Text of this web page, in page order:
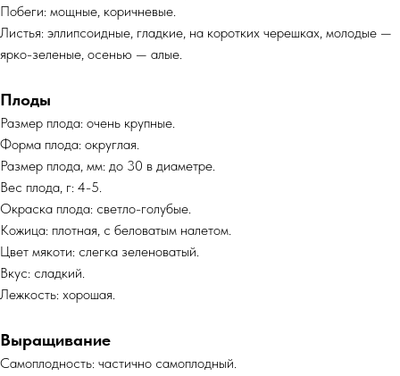
Побеги: мощные, коричневые.
Листья: эллипсоидные, гладкие, на коротких черешках, молодые —
ярко-зеленые, осенью — алые.
Плоды
Размер плода: очень крупные.
Форма плода: округлая.
Размер плода, мм: до 30 в диаметре.
Вес плода, г: 4-5.
Окраска плода: светло-голубые.
Кожица: плотная, с беловатым налетом.
Цвет мякоти: слегка зеленоватый.
Вкус: сладкий.
Лежкость: хорошая.
Выращивание
Самоплодность: частично самоплодный.